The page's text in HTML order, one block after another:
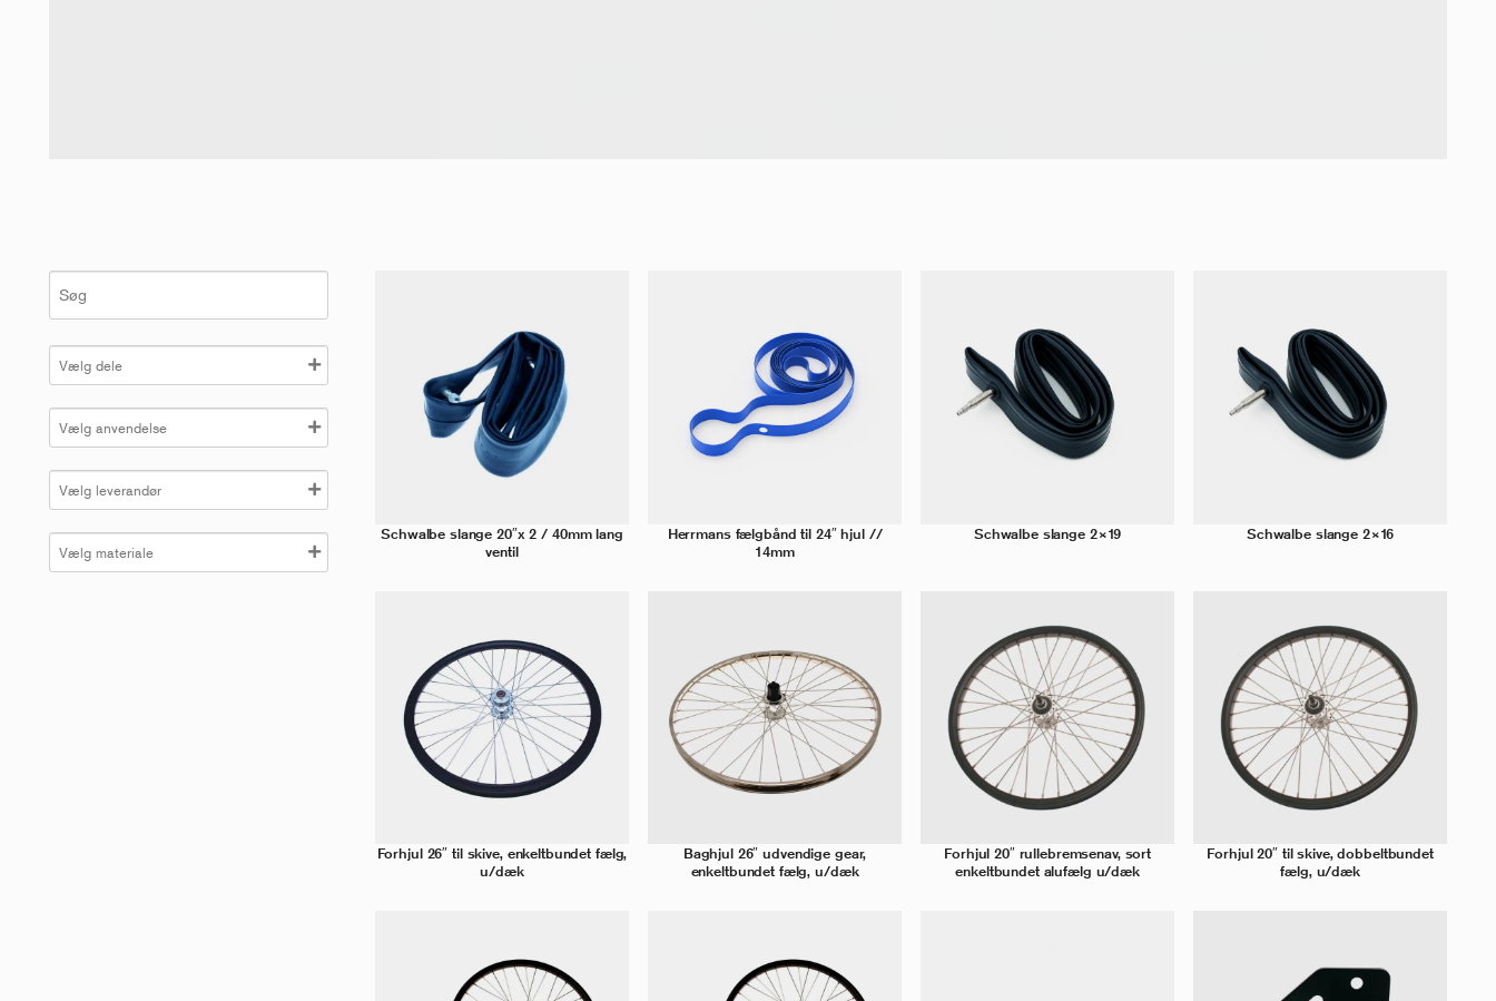
Schwalbe slange 20″x 2 / 40mm lang
ventil
Herrmans fælgbånd til 24″ hjul //
14mm
Schwalbe slange 2×19 Schwalbe slange 2×16
Forhjul 26″ til skive, enkeltbundet fælg,
u/dæk
Baghjul 26″ udvendige gear,
enkeltbundet fælg, u/dæk
Forhjul 20″ rullebremsenav, sort
enkeltbundet alufælg u/dæk
Forhjul 20″ til skive, dobbeltbundet
fælg, u/dæk